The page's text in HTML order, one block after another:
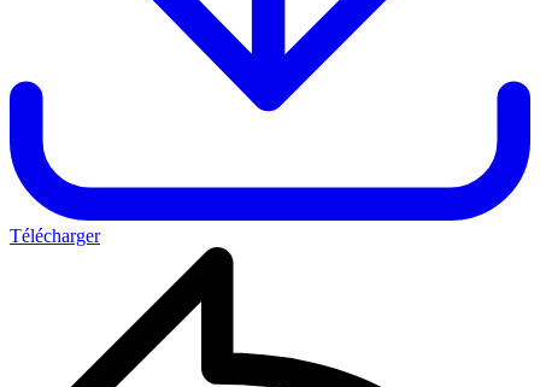
Télécharger